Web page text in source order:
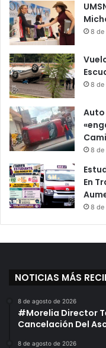
8 de
8 de
Auto
8 de
En
8 de
NOTICIAS MÁS
8 de agosto de 2026
#Morelia Director
Cancelación Del
8 de agosto de 2026